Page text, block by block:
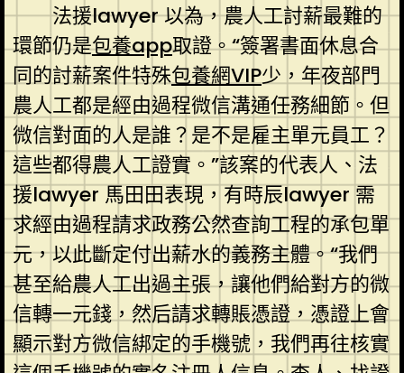
法援lawyer 以為，農人工討薪最難的
環節仍是包養app取證。“簽署書面休息合
同的討薪案件特殊包養網VIP少，年夜部門
農人工都是經由過程微信溝通任務細節。但
微信對面的人是誰？是不是雇主單元員工？
這些都得農人工證實。”該案的代表人、法
援lawyer 馬田田表現，有時辰lawyer 需
求經由過程請求政務公然查詢工程的承包單
元，以此斷定付出薪水的義務主體。“我們
甚至給農人工出過主張，讓他們給對方的微
信轉一元錢，然后請求轉賬憑證，憑證上會
顯示對方微信綁定的手機號，我們再往核實